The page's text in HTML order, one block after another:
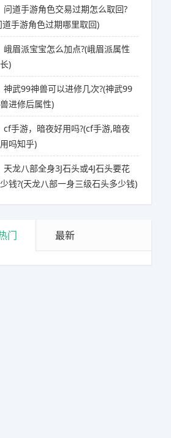
问道手游角色交易过期怎么取回?
道手游角色过期哪里取回)
峨眉派宝宝怎么加点?(峨眉派属性
)
神武99神兽可以进修几次?(神武99
进修后属性)
cf手游，暗夜好用吗?(cf手游,暗夜
吗知乎)
天龙八部全身3J石头或4J石头要花
钱?(天龙八部一身三级石头多少钱)
门 最新